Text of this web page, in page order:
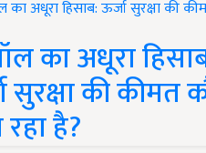
का अधूरा
सुरक्षा की कीमत
है?